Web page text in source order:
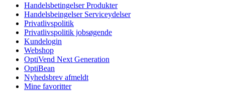
Handelsbetingelser Produkter
Handelsbeingelser Serviceydelser
Privatlivspolitik
Privatlivspolitik jobsøgende
Kundelogin
Webshop
OptiVend Next Generation
OptiBean
Nyhedsbrev afmeldt
Mine favoritter